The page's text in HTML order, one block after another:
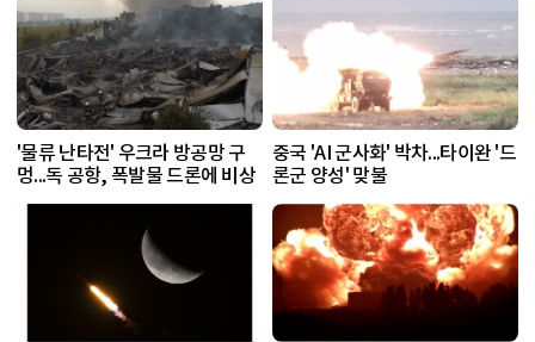
'물류 난타전' 우크라 방공망 구
멍...독 공항, 폭발물 드론에 비상
중국 'AI 군사화' 박차...타이완 '드
론군 양성' 맞불